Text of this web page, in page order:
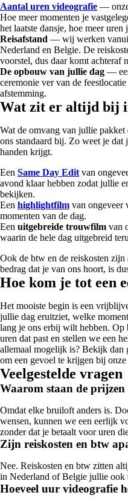
Aantal uren videografie —
Hoe meer momenten je
het laatste dansje, hoe meer uren
Reisafstand — wij werken
Nederland en Belgie. De
voorstel, dus daar komt achteraf
De opbouw van jullie dag —
ceremonie ver van de
afstemming.
Wat zit er altijd bij
Wat de omvang van jullie
ons standaard bij. Zo weet je
handen krijgt.
Een Same Day Edit van
avond klaar hebben zodat jullie
bekijken.
Een highlightfilm van ongeveer
momenten van de dag.
Een uitgebreide trouwfilm van
waarin de hele dag uitgebreid
Ook de btw en de reiskosten
bedrag dat je van ons hoort, is
Hoe kom je tot een
Het mooiste begin is een
jullie dag eruitziet, welke
lang je ons erbij wilt hebben. Op
uren dat past en stellen we een
allemaal mogelijk is? Bekijk dan
om een gevoel te krijgen bij
Veelgestelde vragen
Waarom staan de prijzen
Omdat elke bruiloft anders is.
wensen, kunnen we een eerlijk
zonder dat je betaalt voor uren
Zijn reiskosten en btw
Nee. Reiskosten en btw zitten
in Nederland of Belgie jullie ook
Hoeveel uur videografie